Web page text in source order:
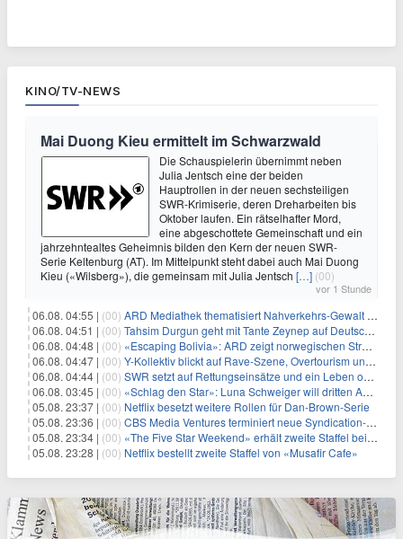
KINO/TV-NEWS
Mai Duong Kieu ermittelt im Schwarzwald
Die Schauspielerin übernimmt neben
Julia Jentsch eine der beiden
Hauptrollen in der neuen sechsteiligen
SWR-Krimiserie, deren Dreharbeiten bis
Oktober laufen. Ein rätselhafter Mord,
eine abgeschottete Gemeinschaft und ein
jahrzehntealtes Geheimnis bilden den Kern der neuen SWR-
Serie Keltenburg (AT). Im Mittelpunkt steht dabei auch Mai Duong
Kieu («Wilsberg»), die gemeinsam mit Julia Jentsch […] (00)
vor 1 Stunde
06.08. 04:55 | (00) ARD Mediathek thematisiert Nahverkehrs-Gewalt und Soldatinnen
06.08. 04:51 | (00) Tahsim Durgun geht mit Tante Zeynep auf Deutschlandreise
06.08. 04:48 | (00) «Escaping Bolivia»: ARD zeigt norwegischen Streaminghit
06.08. 04:47 | (00) Y-Kollektiv blickt auf Rave-Szene, Overtourism und Pokémon-Kult
06.08. 04:44 | (00) SWR setzt auf Rettungseinsätze und ein Leben ohne Smartphone
06.08. 03:45 | (00) «Schlag den Star»: Luna Schweiger will dritten Anlauf nutzen
05.08. 23:37 | (00) Netflix besetzt weitere Rollen für Dan-Brown-Serie
05.08. 23:36 | (00) CBS Media Ventures terminiert neue Syndication-Formate
05.08. 23:34 | (00) «The Five Star Weekend» erhält zweite Staffel bei Peacock
05.08. 23:28 | (00) Netflix bestellt zweite Staffel von «Musafir Cafe»